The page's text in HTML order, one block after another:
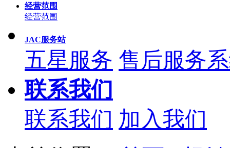
经营范围
经营范围
JAC服务站
五星服务 售后服务
联系我们
联系我们 加入我们